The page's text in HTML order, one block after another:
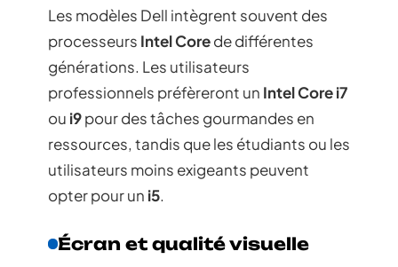
Les modèles Dell intègrent souvent des
processeurs Intel Corede différentes
générations. Les utilisateurs
professionnels préfèreront un Intel Core i7
ou i9pour des tâches gourmandes en
ressources, tandis que les étudiants ou les
utilisateurs moins exigeants peuvent
opter pour un i5.
Écran et qualité visuelle